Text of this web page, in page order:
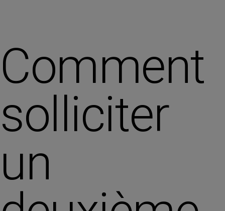
Comment
solliciter
un